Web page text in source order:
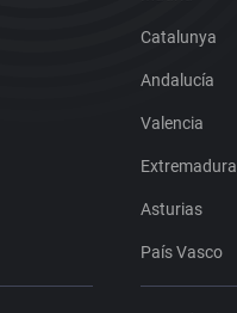
Catalunya
Andalucía
Valencia
Extremadura
Asturias
País Vasco